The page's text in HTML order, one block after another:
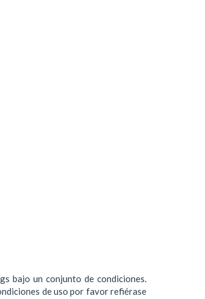
bajo un conjunto de condiciones.
de uso por favor refiérase